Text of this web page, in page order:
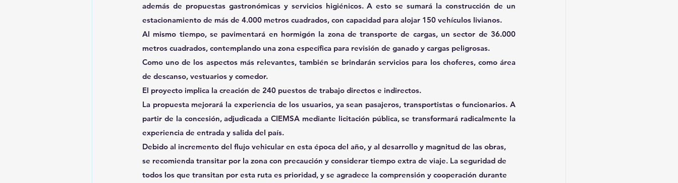
además de propuestas gastronómicas y servicios higiénicos. A esto se sumará la construcción de un
estacionamiento de más de 4.000 metros cuadrados, con capacidad para alojar 150 vehículos livianos.
Al mismo tiempo, se pavimentará en hormigón la zona de transporte de cargas, un sector de 36.000
metros cuadrados, contemplando una zona específica para revisión de ganado y cargas peligrosas.
Como uno de los aspectos más relevantes, también se brindarán servicios para los choferes, como área
de descanso, vestuarios y comedor.
El proyecto implica la creación de 240 puestos de trabajo directos e indirectos.
La propuesta mejorará la experiencia de los usuarios, ya sean pasajeros, transportistas o funcionarios. A
partir de la concesión, adjudicada a CIEMSA mediante licitación pública, se transformará radicalmente la
experiencia de entrada y salida del país.
Debido al incremento del flujo vehicular en esta época del año, y al desarrollo y magnitud de las obras,
se recomienda transitar por la zona con precaución y considerar tiempo extra de viaje. La seguridad de
todos los que transitan por esta ruta es prioridad, y se agradece la comprensión y cooperación durante